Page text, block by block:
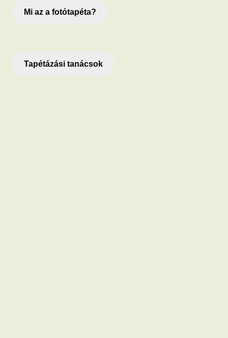
Mi az a fotótapéta?
Tapétázási tanácsok